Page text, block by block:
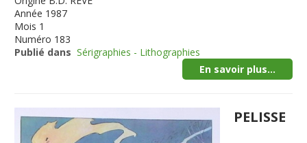
Année 1987
Mois 1
Numéro 183
Publié dans Sérigraphies - Lithographies
En savoir plus...
PELISSE